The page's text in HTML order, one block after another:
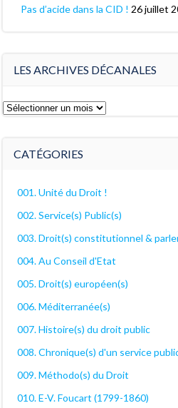
Pas d’acide dans la CID ! 26 juillet
LES ARCHIVES DÉCANALES
Les
CATÉGORIES
001. Unité du Droit !
002. Service(s) Public(s)
003. Droit(s) constitutionnel &
004. Au Conseil d'Etat
005. Droit(s) européen(s)
006. Méditerranée(s)
007. Histoire(s) du droit public
008. Chronique(s) d'un service
009. Méthodo(s) du Droit
010. E-V. Foucart (1799-1860)